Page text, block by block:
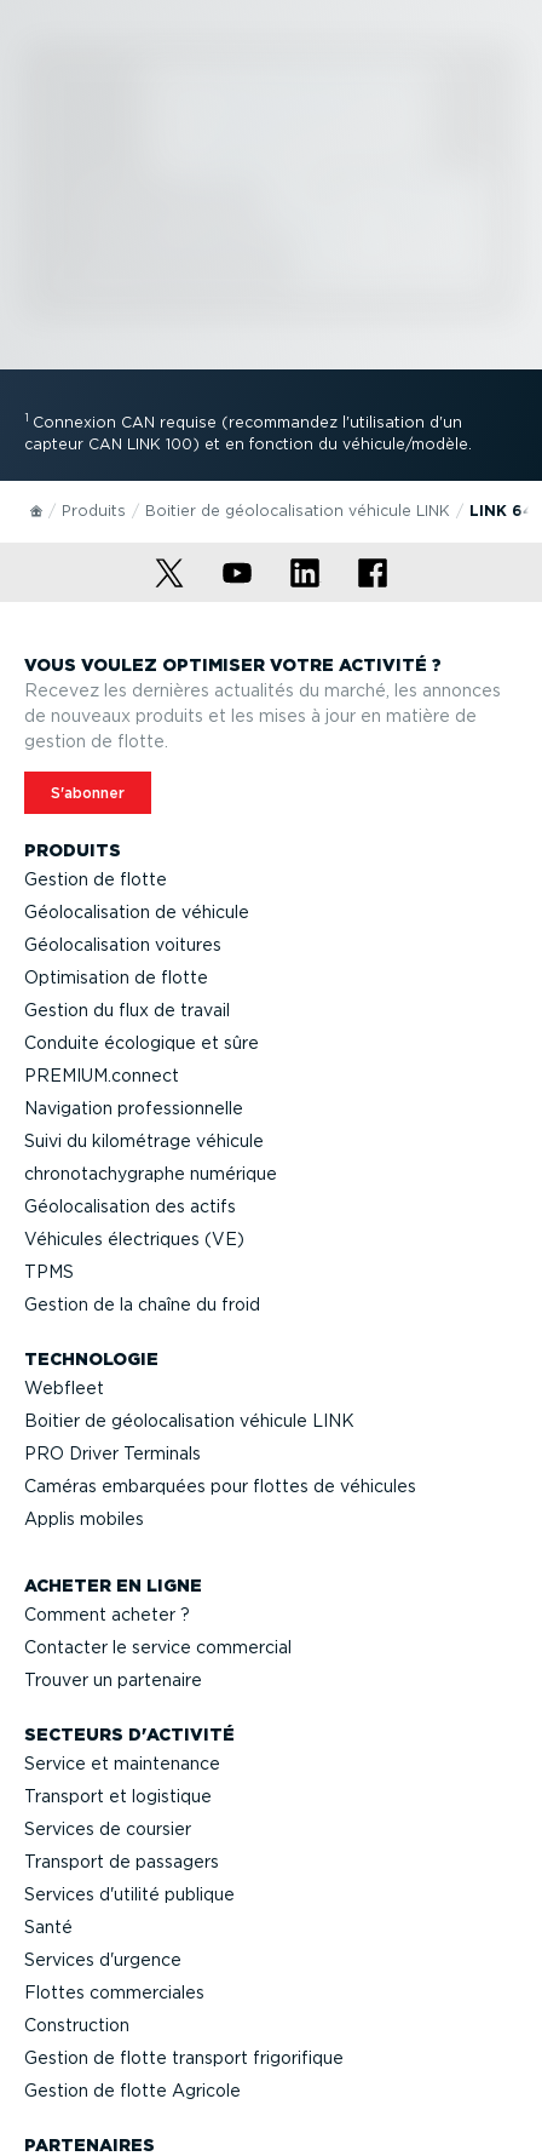
1 Connexion CAN requise (recommandez l'utilisation d'un
capteur CAN LINK 100) et en fonction du véhicule/modèle.
Produits Boitier de géolo­ca­li­sation véhicule LINK LINK
PRODUITS
Gestion de flotte
Géolo­ca­li­sation de véhicule
Géolo­ca­li­sation voitures
Optimi­sation de flotte
Gestion du flux de travail
Conduite écologique et sûre
PREMIUM.connect
Navigation profes­sion­nelle
Suivi du kilométrage véhicule
chrono­ta­chy­graphe numérique
Géolo­ca­li­sation des actifs
Véhicules électriques (VE)
TPMS
Gestion de la chaîne du froid
TECHNOLOGIE
Webfleet
Boitier de géolo­ca­li­sation véhicule LINK
PRO Driver Terminals
Caméras embarquées pour flottes de véhicules
Applis mobiles
ACHETER EN LIGNE
Comment acheter ?
Contacter le service commercial
Trouver un partenaire
SECTEURS D'ACTIVITÉ
Service et maintenance
Transport et logistique
Services de coursier
Transport de passagers
Services d'utilité publique
Santé
Services d'urgence
Flottes commer­ciales
Construction
Gestion de flotte transport frigo­ri­fique
Gestion de flotte Agricole
VOUS VOULEZ OPTIMISER VOTRE ACTIVITÉ ?
Recevez les dernières actualités du marché, les annonces
de nouveaux produits et les mises à jour en matière de
gestion de flotte.
S'abonner
PARTENAIRES